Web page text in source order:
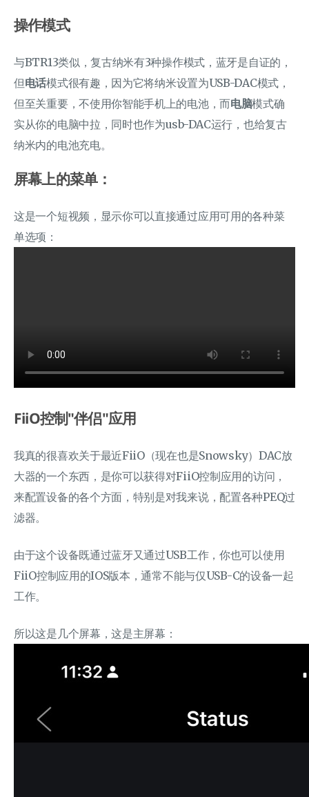
操作模式
与BTR13类似，复古纳米有3种操作模式，蓝牙是自证的，
但电话模式很有趣，因为它将纳米设置为USB-DAC模式，
但至关重要，不使用你智能手机上的电池，而电脑模式确
实从你的电脑中拉，同时也作为usb-DAC运行，也给复古
纳米内的电池充电。
屏幕上的菜单：
这是一个短视频，显示你可以直接通过应用可用的各种菜
单选项：
FiiO控制"伴侣"应用
我真的很喜欢关于最近FiiO（现在也是Snowsky）DAC放
大器的一个东西，是你可以获得对FiiO控制应用的访问，
来配置设备的各个方面，特别是对我来说，配置各种PEQ过
滤器。
由于这个设备既通过蓝牙又通过USB工作，你也可以使用
FiiO控制应用的IOS版本，通常不能与仅USB-C的设备一起
工作。
所以这是几个屏幕，这是主屏幕：